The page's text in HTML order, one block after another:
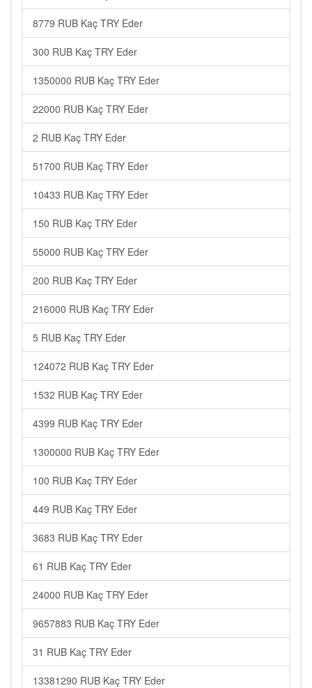
8779 RUB Kaç TRY Eder
300 RUB Kaç TRY Eder
1350000 RUB Kaç TRY Eder
22000 RUB Kaç TRY Eder
2 RUB Kaç TRY Eder
51700 RUB Kaç TRY Eder
10433 RUB Kaç TRY Eder
150 RUB Kaç TRY Eder
55000 RUB Kaç TRY Eder
200 RUB Kaç TRY Eder
216000 RUB Kaç TRY Eder
5 RUB Kaç TRY Eder
124072 RUB Kaç TRY Eder
1532 RUB Kaç TRY Eder
4399 RUB Kaç TRY Eder
1300000 RUB Kaç TRY Eder
100 RUB Kaç TRY Eder
449 RUB Kaç TRY Eder
3683 RUB Kaç TRY Eder
61 RUB Kaç TRY Eder
24000 RUB Kaç TRY Eder
9657883 RUB Kaç TRY Eder
31 RUB Kaç TRY Eder
13381290 RUB Kaç TRY Eder